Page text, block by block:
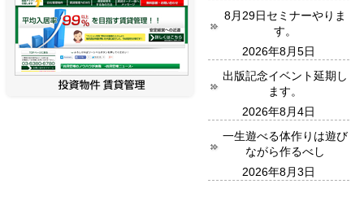
8月29日セミナーやりま
す。
2026年8月5日
出版記念イベント延期し
ます。
2026年8月4日
一生遊べる体作りは遊び
ながら作るべし
2026年8月3日